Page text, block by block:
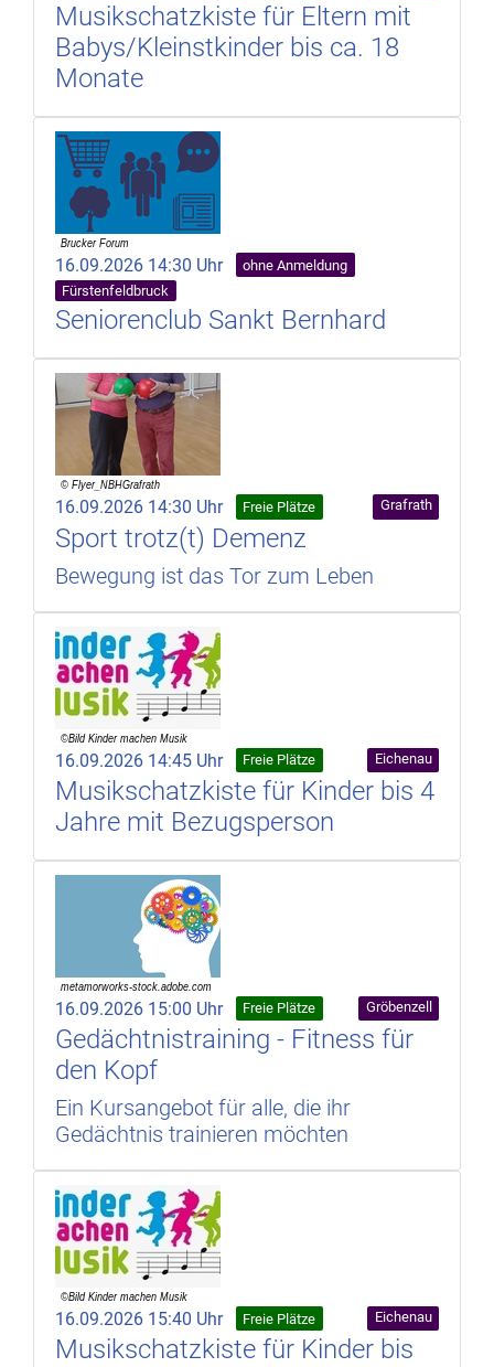
Musikschatzkiste für Eltern mit
Babys/Kleinstkinder bis ca. 18
Monate
16.09.2026 14:30 Uhr
ohne Anmeldung
Fürstenfeldbruck
Seniorenclub Sankt Bernhard
16.09.2026 14:30 Uhr Freie Plätze Grafrath
Sport trotz(t) Demenz
Bewegung ist das Tor zum Leben
16.09.2026 14:45 Uhr Freie Plätze Eichenau
Musikschatzkiste für Kinder bis 4
Jahre mit Bezugsperson
16.09.2026 15:00 Uhr Freie Plätze Gröbenzell
Gedächtnistraining - Fitness für
den Kopf
Ein Kursangebot für alle, die ihr
Gedächtnis trainieren möchten
16.09.2026 15:40 Uhr Freie Plätze Eichenau
Musikschatzkiste für Kinder bis